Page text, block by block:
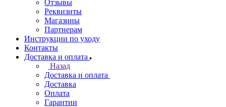
Отзывы
Реквизиты
Магазины
Партнерам
Инструкции по уходу
Контакты
Доставка и оплата
Назад
Доставка и оплата
Доставка
Оплата
Гарантии